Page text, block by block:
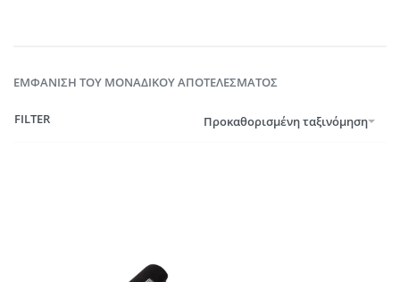
ΕΜΦΆΝΙΣΗ ΤΟΥ ΜΟΝΑΔΙΚΟΎ ΑΠΟΤΕΛΈΣΜΑΤΟΣ
Προκαθορισμένη ταξινόμηση
FILTER